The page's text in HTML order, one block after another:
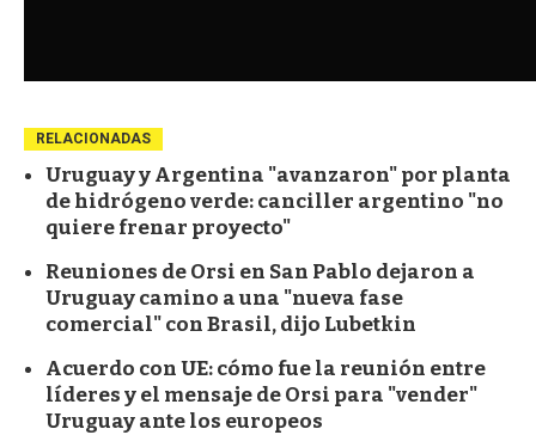
RELACIONADAS
Uruguay y Argentina "avanzaron" por planta
de hidrógeno verde: canciller argentino "no
quiere frenar proyecto"
Reuniones de Orsi en San Pablo dejaron a
Uruguay camino a una "nueva fase
comercial" con Brasil, dijo Lubetkin
Acuerdo con UE: cómo fue la reunión entre
líderes y el mensaje de Orsi para "vender"
Uruguay ante los europeos